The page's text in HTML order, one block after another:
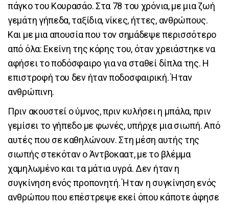
πάγκο του Κουρασάο. Στα 78 του χρόνια, με μια ζωή
γεμάτη γήπεδα, ταξίδια, νίκες, ήττες, ανθρώπους.
Και με μια απουσία που τον σημάδεψε περισσότερο
από όλα: Εκείνη της κόρης του, όταν χρειάστηκε να
αφήσει το ποδόσφαιρο για να σταθεί δίπλα της. Η
επιστροφή του δεν ήταν ποδοσφαιρική. Ήταν
ανθρώπινη.
Πριν ακουστεί ο ύμνος, πριν κυλήσει η μπάλα, πριν
γεμίσει το γήπεδο με φωνές, υπήρχε μια σιωπή. Από
αυτές που σε καθηλώνουν. Στη μέση αυτής της
σιωπής στεκόταν ο Άντβοκαατ, με το βλέμμα
χαμηλωμένο και τα μάτια υγρά. Δεν ήταν η
συγκίνηση ενός προπονητή. Ήταν η συγκίνηση ενός
ανθρώπου που επέστρεψε εκεί όπου κάποτε άφησε